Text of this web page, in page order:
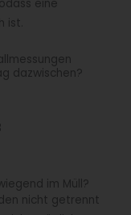
eine
ist.
dazwischen?
im Müll?
nicht getrennt